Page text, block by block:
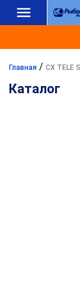
Главная / CX TELE
Каталог